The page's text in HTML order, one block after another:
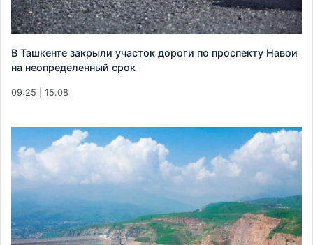
В Ташкенте закрыли участок дороги по проспекту Навои
на неопределенный срок
09:25 | 15.08